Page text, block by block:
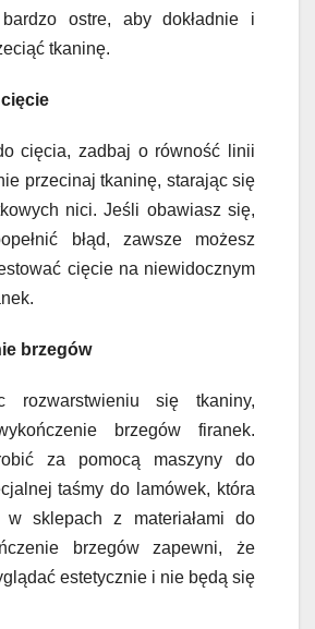
ostre, aby dokładnie i
tkaninę.
cięcia, zadbaj o równość linii
przecinaj tkaninę, starając się
nici. Jeśli obawiasz się,
błąd, zawsze możesz
cięcie na niewidocznym
brzegów
rozwarstwieniu się tkaniny,
brzegów firanek.
za pomocą maszyny do
taśmy do lamówek, która
w sklepach z materiałami do
brzegów zapewni, że
estetycznie i nie będą się